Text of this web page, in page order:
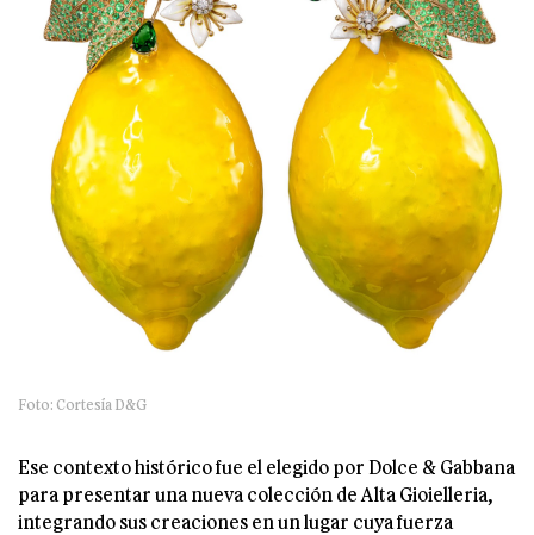
Foto: Cortesía D&G
Ese contexto histórico fue el elegido por Dolce & Gabbana
para presentar una nueva colección de Alta Gioielleria,
integrando sus creaciones en un lugar cuya fuerza